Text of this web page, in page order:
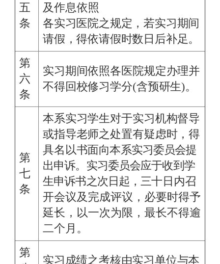
五
条
及作息依照
各实习医院之规定，若实习期间
请假，得依请假时数日后补足。
第
六
条
实习期间依照各医院规定办理并
不得回校修习学分(含预研生)。
第
七
条
本系实习学生对于实习机构督导
或指导老师之处置有疑虑时，得
具名以书面向本系实习委员会提
出申诉。实习委员会应于收到学
生申诉书之次日起，三十日内召
开会议及完成评议，必要时得予
延长，以一次为限，最长不得逾
二个月。
第
实习成绩之考核由实习单位与本